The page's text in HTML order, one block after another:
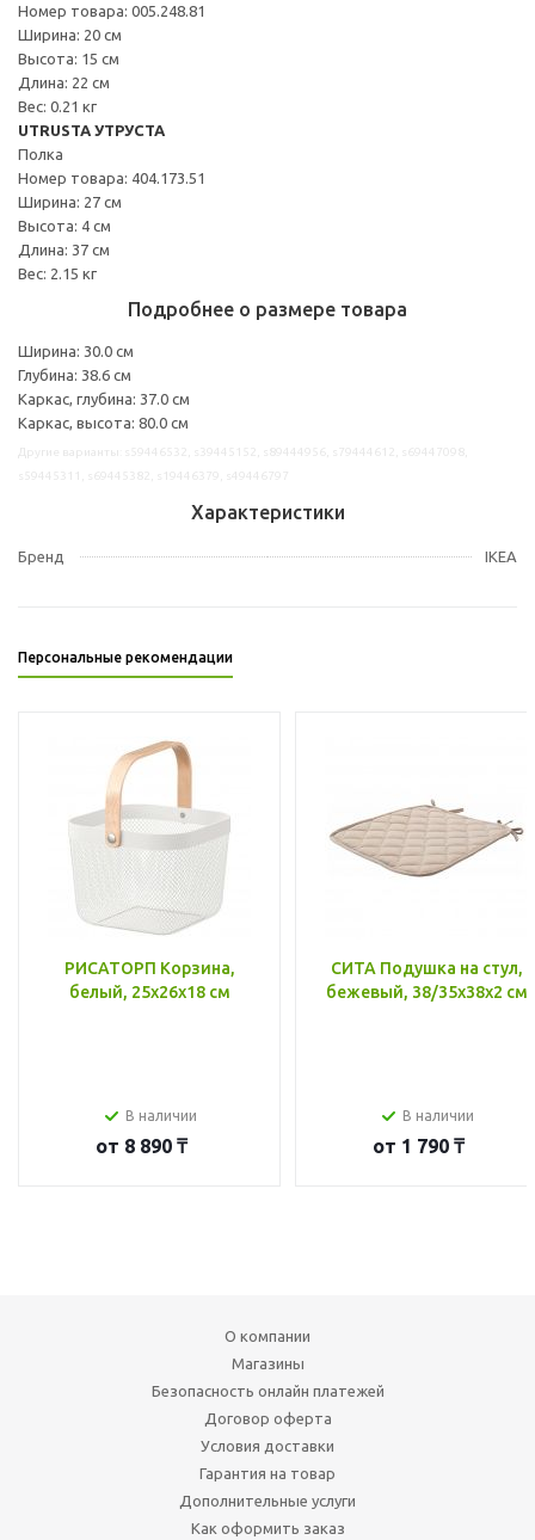
Номер товара: 005.248.81
Ширина: 20 см
Высота: 15 см
Длина: 22 см
Вес: 0.21 кг
UTRUSTA УТРУСТА
Полка
Номер товара: 404.173.51
Ширина: 27 см
Высота: 4 см
Длина: 37 см
Вес: 2.15 кг
Подробнее о размере товара
Ширина: 30.0 см
Глубина: 38.6 см
Каркас, глубина: 37.0 см
Каркас, высота: 80.0 см
Характеристики
Бренд IKEA
Персональные рекомендации
РИСАТОРП Корзина,
белый, 25x26x18 см
В наличии
от 8 890 ₸
СИТА Подушка на стул,
бежевый, 38/35x38x2 см
В наличии
от 1 790 ₸
О компании
Магазины
Безопасность онлайн платежей
Договор оферта
Условия доставки
Гарантия на товар
Дополнительные услуги
Как оформить заказ